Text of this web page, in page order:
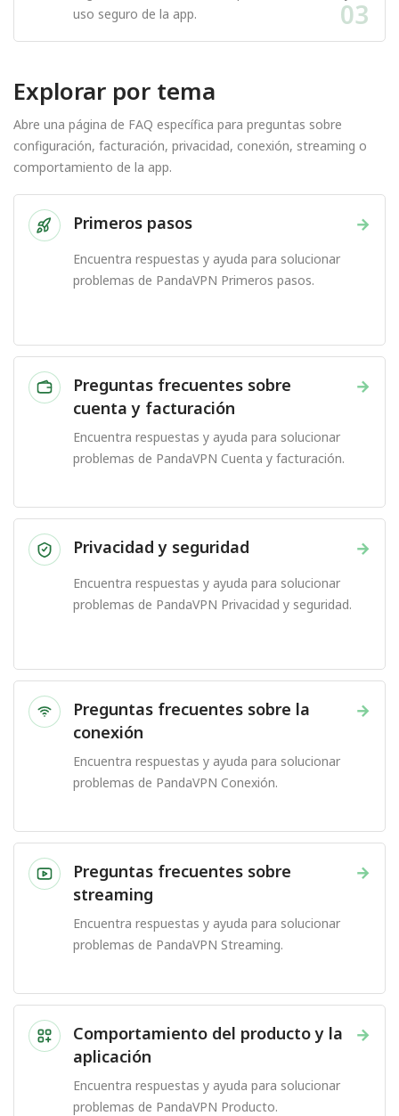
uso seguro de la app.
03
Explorar por tema
Abre una página de FAQ específica para preguntas sobre
configuración, facturación, privacidad, conexión, streaming o
comportamiento de la app.
→
Primeros pasos
Encuentra respuestas y ayuda para solucionar
problemas de PandaVPN Primeros pasos.
→
Preguntas frecuentes sobre
cuenta y facturación
Encuentra respuestas y ayuda para solucionar
problemas de PandaVPN Cuenta y facturación.
→
Privacidad y seguridad
Encuentra respuestas y ayuda para solucionar
problemas de PandaVPN Privacidad y seguridad.
→
Preguntas frecuentes sobre la
conexión
Encuentra respuestas y ayuda para solucionar
problemas de PandaVPN Conexión.
→
Preguntas frecuentes sobre
streaming
Encuentra respuestas y ayuda para solucionar
problemas de PandaVPN Streaming.
→
Comportamiento del producto y la
aplicación
Encuentra respuestas y ayuda para solucionar
problemas de PandaVPN Producto.